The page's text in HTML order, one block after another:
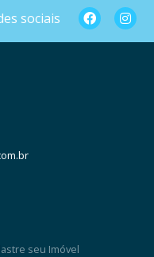
sociais
seu Imóvel